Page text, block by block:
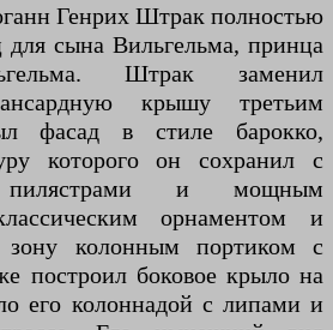
Генрих Штрак полностью
для сына Вильгельма, принца
Штрак заменил
крышу третьим
фасад в стиле барокко,
которого он сохранил с
пилястрами и мощным
орнаментом и
зону колонным портиком с
построил боковое крыло на
его колоннадой с липами и